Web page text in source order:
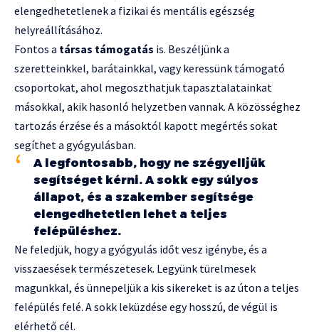
elengedhetetlenek a fizikai és mentális egészség
helyreállításához.
Fontos a társas támogatás is. Beszéljünk a
szeretteinkkel, barátainkkal, vagy keressünk támogató
csoportokat, ahol megoszthatjuk tapasztalatainkat
másokkal, akik hasonló helyzetben vannak. A közösséghez
tartozás érzése és a másoktól kapott megértés sokat
segíthet a gyógyulásban.
A legfontosabb, hogy ne szégyelljük
segítséget kérni. A sokk egy súlyos
állapot, és a szakember segítsége
elengedhetetlen lehet a teljes
felépüléshez.
Ne feledjük, hogy a gyógyulás időt vesz igénybe, és a
visszaesések természetesek. Legyünk türelmesek
magunkkal, és ünnepeljük a kis sikereket is az úton a teljes
felépülés felé. A sokk leküzdése egy hosszú, de végül is
elérhető cél.